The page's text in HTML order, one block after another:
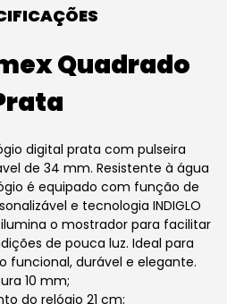
Quadrado
digital prata com pulseira
de 34 mm. Resistente à água
é equipado com função de
e tecnologia INDIGLO
o mostrador para facilitar
de pouca luz. Ideal para
funcional, durável e elegante.
10 mm;
do relógio 21 cm;